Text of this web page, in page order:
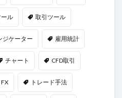
ル 取引ツール
ジケーター 雇用統計
チャート CFD取引
FX トレード手法